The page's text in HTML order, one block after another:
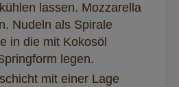
lassen. Mozzarella
Nudeln als Spirale
in die mit Kokosöl
legen.
mit einer Lage